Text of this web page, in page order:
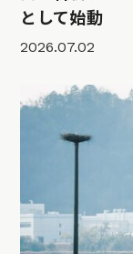
として始動
2026.07.02